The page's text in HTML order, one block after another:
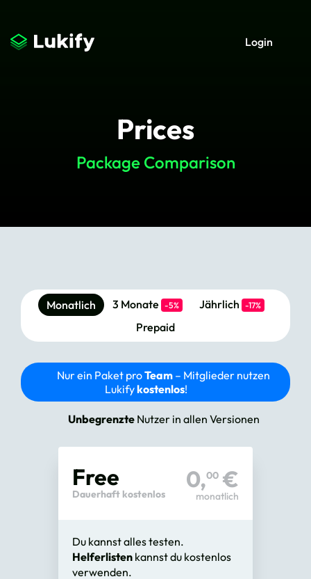
Login
Prices
Package Comparison
Monatlich 3 Monate -5% Jährlich -17%
Prepaid
Nur ein Paket proTeam – Mitglieder nutzen
Lukifykostenlos!
UnbegrenzteNutzer in allen Versionen
Free
Dauerhaft kostenlos
0,00 €
monatlich
Du kannst alles testen.
Helferlisten kannst du kostenlos
verwenden.